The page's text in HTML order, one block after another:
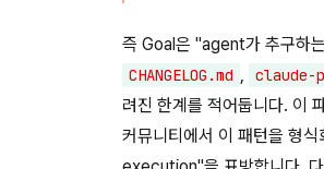
즉 Goal은 "agent가 추구하
CHANGELOG.md , claude-
려진 한계를 적어둡니다. 이
커뮤니티에서 이 패턴을 형